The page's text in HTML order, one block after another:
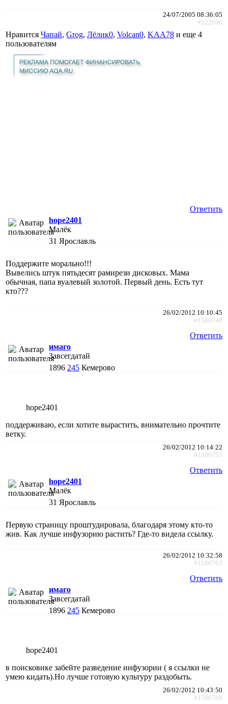
24/07/2005 08:36:05
#222090
Нравится Чапай, Grog, Лёлик0, Volcan0, KAA78 и еще 4
пользователям
Ответить
hope2401
Малёк
31 Ярославль
Поддержите морально!!!
Вывелись штук пятьдесят рамирези дисковых. Мама
обычная, папа вуалевый золотой. Первый день. Есть тут
кто???
26/02/2012 10:10:45
#1580748
Ответить
имаго
Завсегдатай
1896 245 Кемерово
hope2401
поддерживаю, если хотите вырастить, внимательно прочтите
ветку.
26/02/2012 10:14:22
#1580753
Ответить
hope2401
Малёк
31 Ярославль
Первую страницу проштудировала, благодаря этому кто-то
жив. Как лучше инфузорию растить? Где-то видела ссылку.
26/02/2012 10:32:58
#1580763
Ответить
имаго
Завсегдатай
1896 245 Кемерово
hope2401
в поисковике забейте разведение инфузории ( я ссылки не
умею кидать).Но лучше готовую культуру раздобыть.
26/02/2012 10:43:50
#1580769